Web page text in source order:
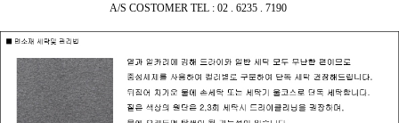
A/S COSTOMER TEL : 02 . 6235 . 7190